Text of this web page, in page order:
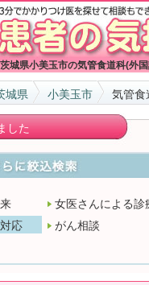
茨城県小美玉市の気管食道科(外
城県 小美玉市 気管食
した
女医さんによる診
応
がん相談